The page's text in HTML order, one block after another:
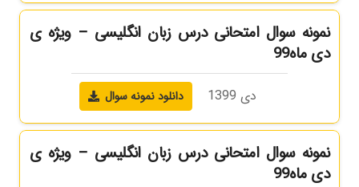
نمونه سوال امتحانی درس زبان انگلیسی – ویژه ی
دی ماه99
دی 1399 دانلود نمونه سوال
نمونه سوال امتحانی درس زبان انگلیسی – ویژه ی
دی ماه99